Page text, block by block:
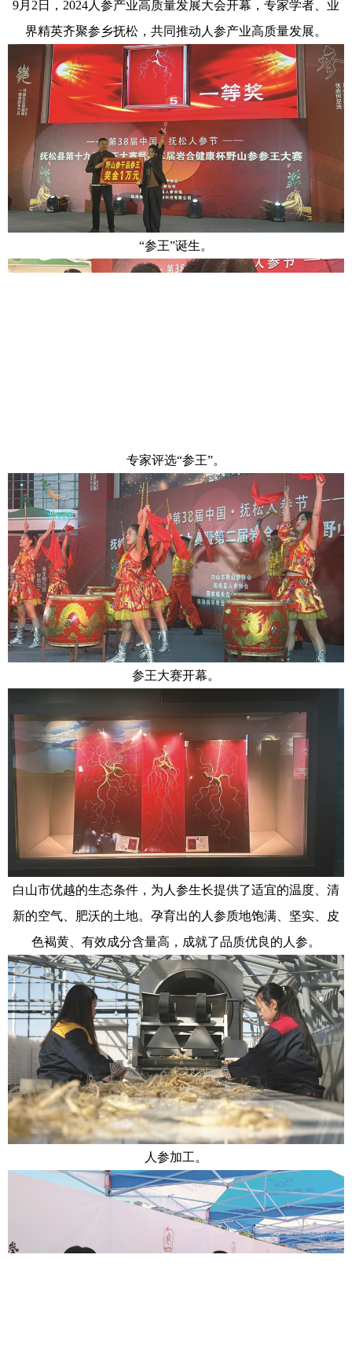
9月2日，2024人参产业高质量发展大会开幕，专家学者、业
界精英齐聚参乡抚松，共同推动人参产业高质量发展。
“参王”诞生。
专家评选“参王”。
参王大赛开幕。
白山市优越的生态条件，为人参生长提供了适宜的温度、清
新的空气、肥沃的土地。孕育出的人参质地饱满、坚实、皮
色褐黄、有效成分含量高，成就了品质优良的人参。
人参加工。